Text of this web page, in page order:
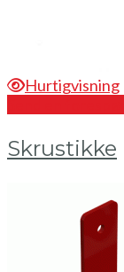
Hurtigvisning
Skrustikke